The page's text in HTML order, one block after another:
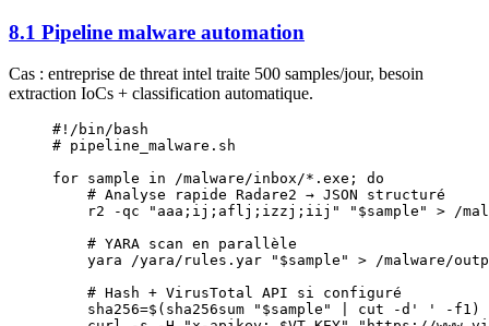
8.1 Pipeline malware automation
Cas : entreprise de threat intel traite 500 samples/jour, besoin
extraction IoCs + classification automatique.
#!/bin/bash
# pipeline_malware.sh
for sample in /malware/inbox/*.exe ; do
    # Analyse rapide Radare2 → JSON structuré
    r2
-qc "aaa;ij;aflj;izzj;iij" " $sample " > /
    # YARA scan en parallèle
    yara
/yara/rules.yar " $sample " > /malware/
    # Hash + VirusTotal API si configuré
    sha256
=$( sha256sum " $sample " cut -d ' ' -f1 )